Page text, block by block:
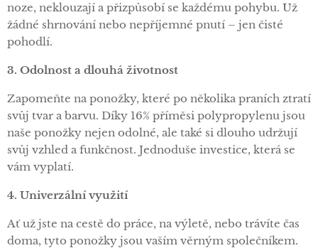
noze, neklouzají a přizpůsobí se každému pohybu. Už
žádné shrnování nebo nepříjemné pnutí – jen čisté
pohodlí.
3. Odolnost a dlouhá životnost
Zapomeňte na ponožky, které po několika praních ztratí
svůj tvar a barvu. Díky 16% příměsi polypropylenu jsou
naše ponožky nejen odolné, ale také si dlouho udržují
svůj vzhled a funkčnost. Jednoduše investice, která se
vám vyplatí.
4. Univerzální využití
Ať už jste na cestě do práce, na výletě, nebo trávíte čas
doma, tyto ponožky jsou vaším věrným společníkem.